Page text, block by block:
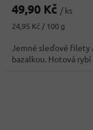
produktu
4,3
z
5
hvězdiček.
49,90 Kč / ks
Měrná
24,95 Kč / 100 g
Jemné sleďové filety
bazalkou. Hotová